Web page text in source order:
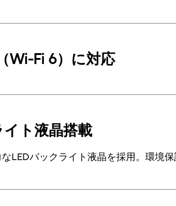
Wi-Fi 6）に対応
ト液晶搭載
LEDバックライト液晶を採用。環境